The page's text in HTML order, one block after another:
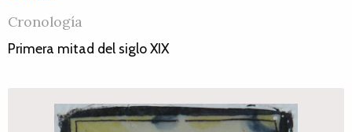
Cronología
Primera mitad del siglo XIX